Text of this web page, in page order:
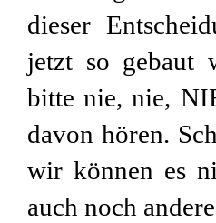
dieser
jetzt so gebaut
bitte nie, nie,
davon hören.
wir können es
auch noch